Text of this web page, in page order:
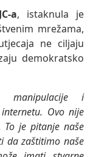
a, istaknula je
mrežama,
ne ciljaju
demokratsko
manipulacije i
Ovo nije
To je pitanje naše
da zaštitimo naše